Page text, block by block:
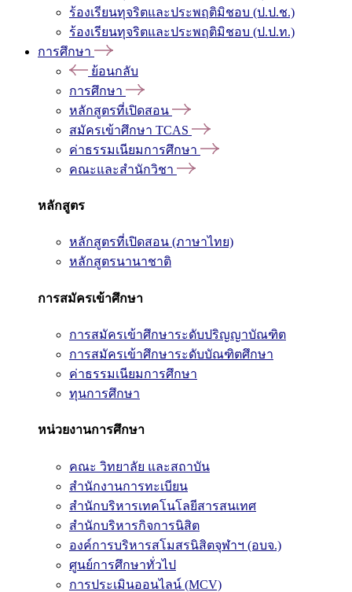
ร้องเรียนทุจริตและประพฤติมิชอบ (ป.ป.ช.)
ร้องเรียนทุจริตและประพฤติมิชอบ (ป.ป.ท.)
การศึกษา
ย้อนกลับ
การศึกษา
หลักสูตรที่เปิดสอน
สมัครเข้าศึกษา TCAS
ค่าธรรมเนียมการศึกษา
คณะและสำนักวิชา
หลักสูตร
หลักสูตรที่เปิดสอน (ภาษาไทย)
หลักสูตรนานาชาติ
การสมัครเข้าศึกษา
การสมัครเข้าศึกษาระดับปริญญาบัณฑิต
การสมัครเข้าศึกษาระดับบัณฑิตศึกษา
ค่าธรรมเนียมการศึกษา
ทุนการศึกษา
หน่วยงานการศึกษา
คณะ วิทยาลัย และสถาบัน
สำนักงานการทะเบียน
สำนักบริหารเทคโนโลยีสารสนเทศ
สำนักบริหารกิจการนิสิต
องค์การบริหารสโมสรนิสิตจุฬาฯ (อบจ.)
ศูนย์การศึกษาทั่วไป
การประเมินออนไลน์ (MCV)